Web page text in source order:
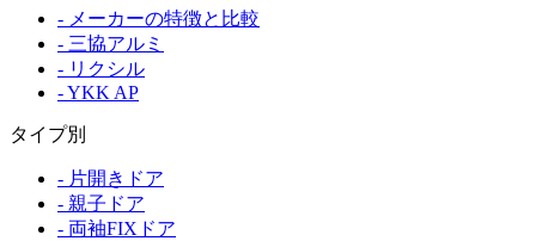
- メーカーの特徴と比較
- 三協アルミ
- リクシル
- YKK AP
タイプ別
- 片開きドア
- 親子ドア
- 両袖FIXドア